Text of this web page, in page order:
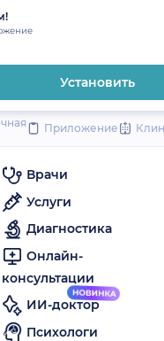
Установить
Приложение
Врачи
Услуги
Диагностика
Онлайн-
консультации
ИИ-доктор
Психологи